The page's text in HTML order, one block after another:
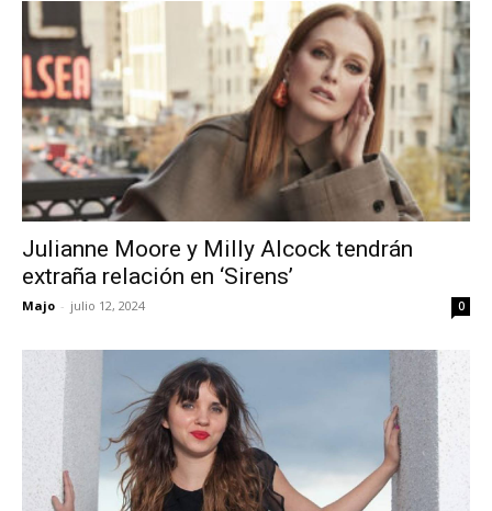
Julianne Moore y Milly Alcock tendrán
extraña relación en ‘Sirens’
Majo - julio 12, 2024 0